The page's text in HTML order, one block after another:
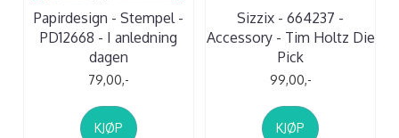
Papirdesign - Stempel -
PD12668 - I anledning
dagen
79,00,-
KJØP
Sizzix - 664237 -
Accessory - Tim Holtz Die
Pick
99,00,-
KJØP